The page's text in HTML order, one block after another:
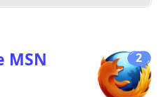
2
MSN